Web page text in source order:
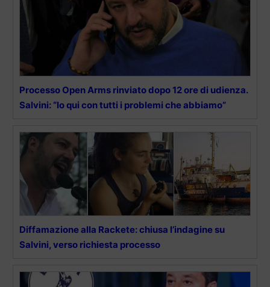
Processo Open Arms rinviato dopo 12 ore di udienza.
Salvini: “Io qui con tutti i problemi che abbiamo”
Diffamazione alla Rackete: chiusa l’indagine su
Salvini, verso richiesta processo